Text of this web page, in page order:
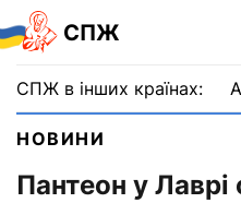
СПЖ
СПЖ в інших країнах:
НОВИНИ
Пантеон у Лаврі